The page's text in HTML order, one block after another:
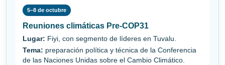
5–8 de octubre
Reuniones climáticas Pre-COP31
Lugar: Fiyi, con segmento de líderes en Tuvalu.
Tema: preparación política y técnica de la Conferencia
de las Naciones Unidas sobre el Cambio Climático.